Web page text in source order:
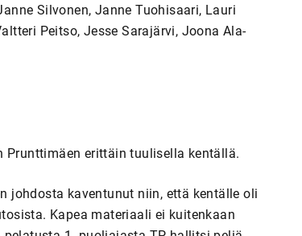
Silvonen, Janne Tuohisaari, Lauri
Peitso, Jesse Sarajärvi, Joona Ala-
erittäin tuulisella kentällä.
johdosta kaventunut niin, että kentälle oli
Kapea materiaali ei kuitenkaan